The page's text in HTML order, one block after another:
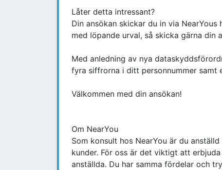
Låter detta intressant?
Din ansökan skickar du in via
med löpande urval, så skicka gärna din
Med anledning av nya
fyra siffrorna i ditt personnummer samt
Välkommen med din ansökan!
Om NearYou
Som konsult hos NearYou är du
kunder. För oss är det viktigt att
anställda. Du har samma fördelar och